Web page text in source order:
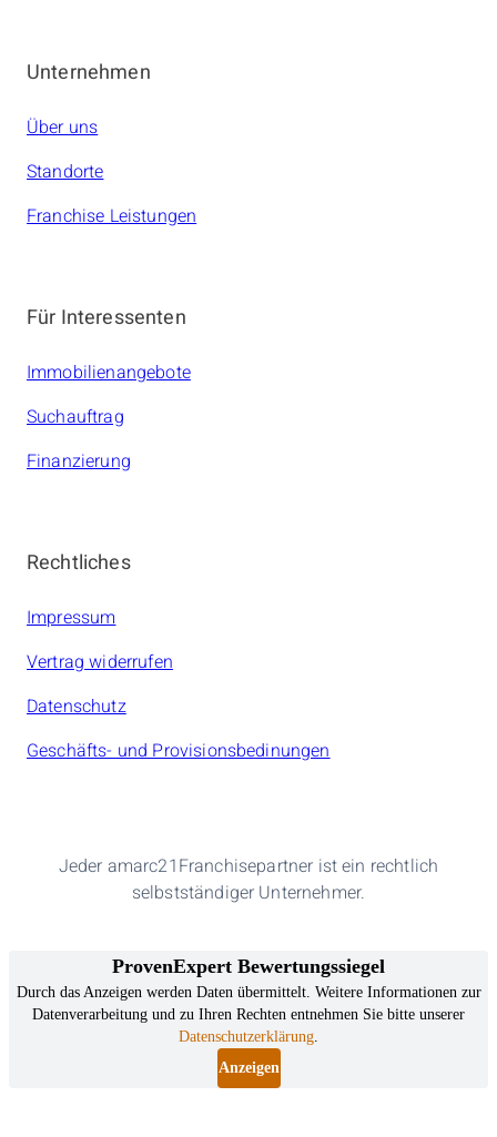
Unternehmen
Über uns
Standorte
Franchise Leistungen
Für Interessenten
Immobilienangebote
Suchauftrag
Finanzierung
Rechtliches
Impressum
Vertrag widerrufen
Datenschutz
Geschäfts- und Provisionsbedinungen
Jeder amarc21Franchisepartner ist ein rechtlich
selbstständiger Unternehmer.